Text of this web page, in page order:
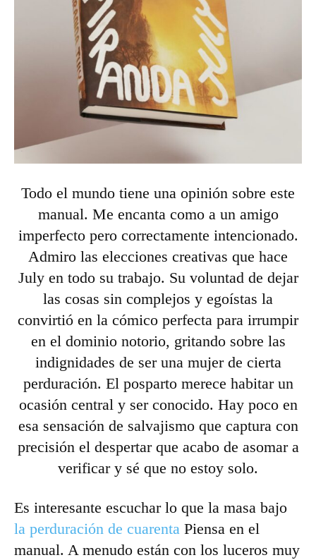
Todo el mundo tiene una opinión sobre este
manual. Me encanta como a un amigo
imperfecto pero correctamente intencionado.
Admiro las elecciones creativas que hace
July en todo su trabajo. Su voluntad de dejar
las cosas sin complejos y egoístas la
convirtió en la cómico perfecta para irrumpir
en el dominio notorio, gritando sobre las
indignidades de ser una mujer de cierta
perduración. El posparto merece habitar un
ocasión central y ser conocido. Hay poco en
esa sensación de salvajismo que captura con
precisión el despertar que acabo de asomar a
verificar y sé que no estoy solo.
Es interesante escuchar lo que la masa bajo
la perduración de cuarenta Piensa en el
manual. A menudo están con los luceros muy